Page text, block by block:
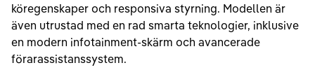
köregenskaper och responsiva styrning. Modellen är
även utrustad med en rad smarta teknologier, inklusive
en modern infotainment-skärm och avancerade
förarassistanssystem.